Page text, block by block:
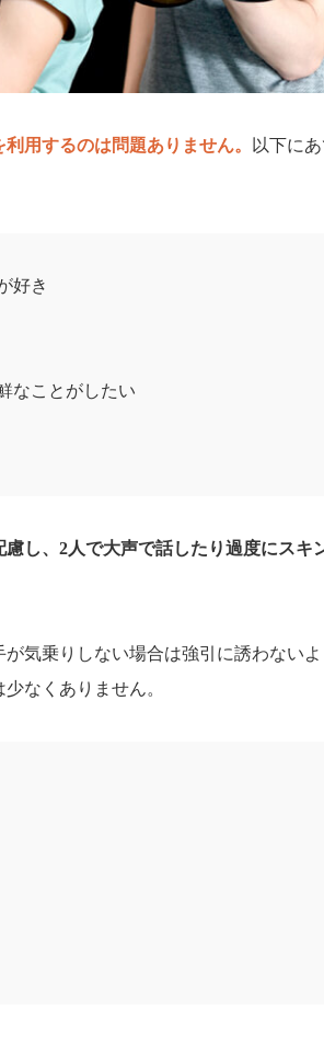
用するのは問題ありません。
以下に
好き
なことがしたい
し、2人で大声で話したり過度にスキ
気乗りしない場合は強引に誘わない
なくありません。